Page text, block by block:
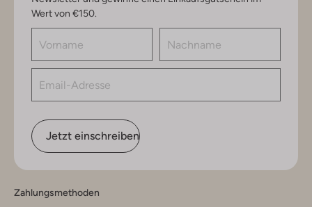
Wert von €150.
Jetzt einschreiben
Zahlungsmethoden